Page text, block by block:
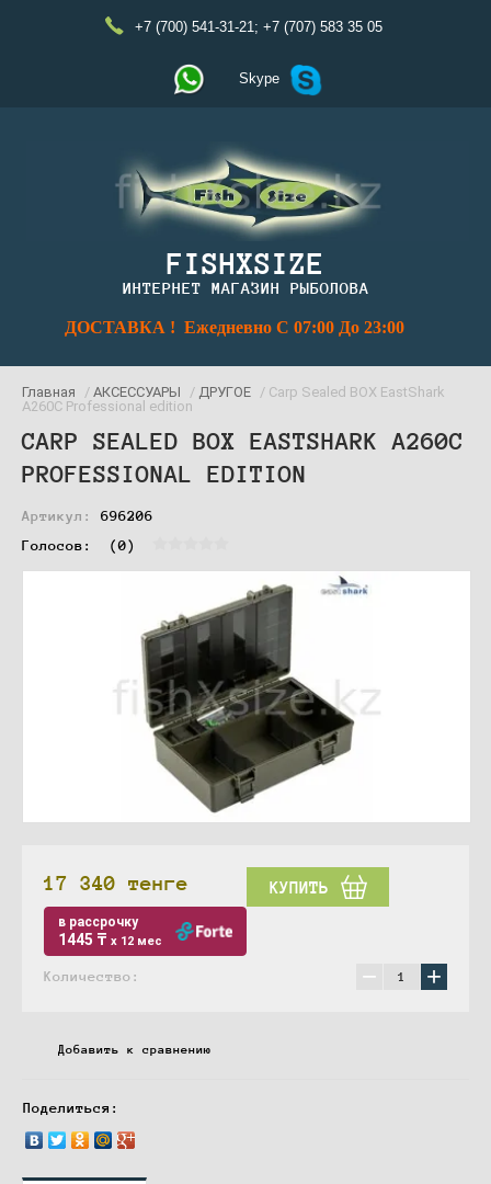
+7 (700) 541-31-21; +7 (707) 583 35 05
Skype
FISHXSIZE
ИНТЕРНЕТ МАГАЗИН РЫБОЛОВА
ДОСТАВКА ! Ежедневно С 07:00 До 23:00
Главная / АКСЕССУАРЫ / ДРУГОЕ / Carp Sealed BOX EastShark
A260C Professional edition
CARP SEALED BOX EASTSHARK A260C
PROFESSIONAL EDITION
Артикул:
696206
Голосов: (0)
17 340 тенге КУПИТЬ
в рассрочку
1445 ₸ x 12 мес
Количество: − +
Добавить к сравнению
Поделиться: